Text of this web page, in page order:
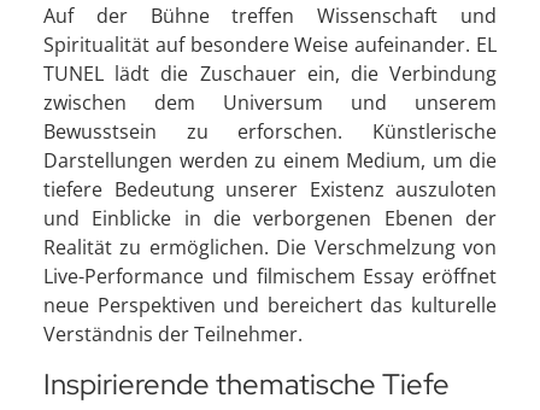
Auf der Bühne treffen Wissenschaft und
Spiritualität auf besondere Weise aufeinander. EL
TUNEL lädt die Zuschauer ein, die Verbindung
zwischen dem Universum und unserem
Bewusstsein zu erforschen. Künstlerische
Darstellungen werden zu einem Medium, um die
tiefere Bedeutung unserer Existenz auszuloten
und Einblicke in die verborgenen Ebenen der
Realität zu ermöglichen. Die Verschmelzung von
Live-Performance und filmischem Essay eröffnet
neue Perspektiven und bereichert das kulturelle
Verständnis der Teilnehmer.
Inspirierende thematische Tiefe